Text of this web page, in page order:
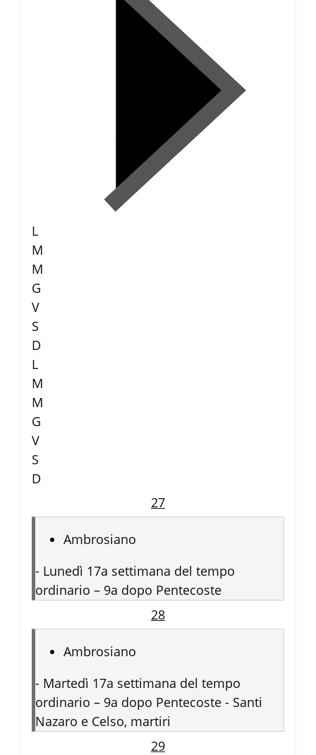
L
M
M
G
V
S
D
L
M
M
G
V
S
D
27
Ambrosiano
- Lunedì 17a settimana del tempo
ordinario – 9a dopo Pentecoste
28
Ambrosiano
- Martedì 17a settimana del tempo
ordinario – 9a dopo Pentecoste - Santi
Nazaro e Celso, martiri
29